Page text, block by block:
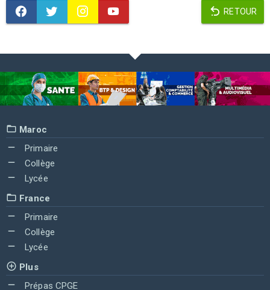
RETOUR
Maroc
Primaire
Collège
Lycée
France
Primaire
Collège
Lycée
Plus
Prépas CPGE